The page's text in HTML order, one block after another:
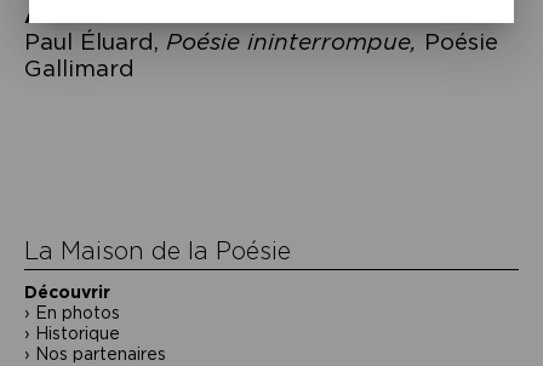
À lire
Paul Éluard, Poésie ininterrompue, Poésie
Gallimard
La Maison de la Poésie
Découvrir
En photos
Historique
Nos partenaires